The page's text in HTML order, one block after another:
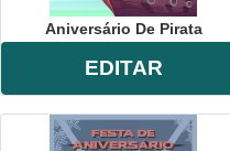
Aniversário De Pirata
EDITAR